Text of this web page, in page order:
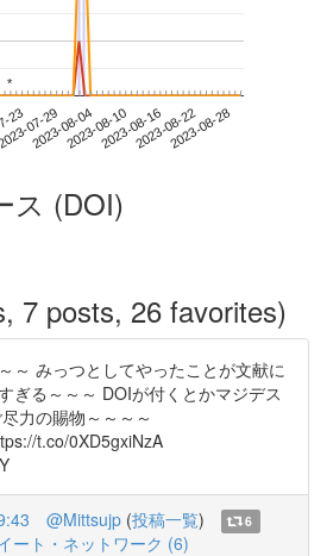
2307-29
2023-08-042023-08-102023-08-162023-08-222023-08-28
**
ス (DOI)
7 posts, 26 favorites)
～ みっつとしてやったことが文献に
ぎる～～～ DOIが付くとかマジデス
力の賜物～～～～
t.co/0XD5gxiNzA
@Mittsujp (投稿一覧)
6
ート・ネットワーク (6)